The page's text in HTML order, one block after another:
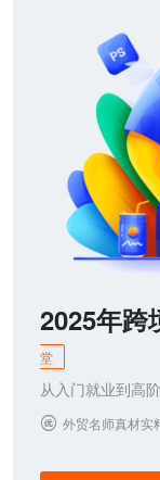
2025年跨
堂
从入门就业到高
 外贸名师真材实